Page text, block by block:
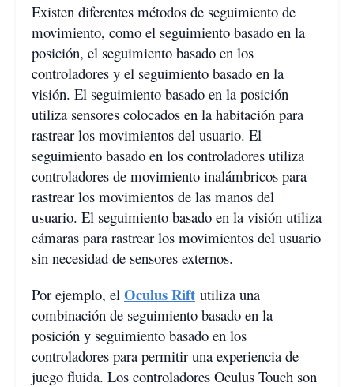
Existen diferentes métodos de seguimiento de
movimiento, como el seguimiento basado en la
posición, el seguimiento basado en los
controladores y el seguimiento basado en la
visión. El seguimiento basado en la posición
utiliza sensores colocados en la habitación para
rastrear los movimientos del usuario. El
seguimiento basado en los controladores utiliza
controladores de movimiento inalámbricos para
rastrear los movimientos de las manos del
usuario. El seguimiento basado en la visión utiliza
cámaras para rastrear los movimientos del usuario
sin necesidad de sensores externos.
Por ejemplo, el Oculus Rift utiliza una
combinación de seguimiento basado en la
posición y seguimiento basado en los
controladores para permitir una experiencia de
juego fluida. Los controladores Oculus Touch son